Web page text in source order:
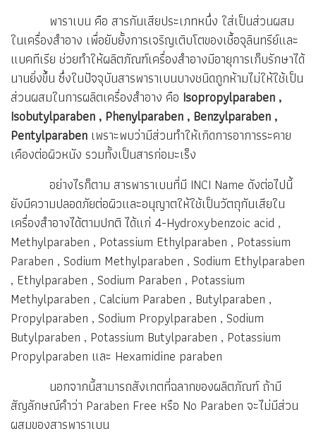
พาราเบน คือ สารกันเสียประเภทหนึ่ง ใส่เป็นส่วนผสม
ในเครื่องสำอาง เพื่อยับยั้งการเจริญเติบโตของเชื้อจุลินทรีย์และ
แบคทีเรีย ช่วยทำให้ผลิตภัณฑ์เครื่องสำอางมีอายุการเก็บรักษาได้
นานยิ่งขึ้น ซึ่งในปัจจุบันสารพาราเบนบางชนิดถูกห้ามไม่ให้ใช้เป็น
ส่วนผสมในการผลิตเครื่องสำอาง คือ Isopropylparaben ,
Isobutylparaben , Phenylparaben , Benzylparaben ,
Pentylparaben เพราะพบว่ามีส่วนทำให้เกิดการอาการระคาย
เคืองต่อผิวหนัง รวมทั้งเป็นสารก่อมะเร็ง
อย่างไรก็ตาม สารพาราเบนที่มี INCI Name ดังต่อไปนี้
ยังมีความปลอดภัยต่อผิวและอนุญาตให้ใช้เป็นวัตถุกันเสียใน
เครื่องสำอางได้ตามปกติ ได้แก่ 4-Hydroxybenzoic acid ,
Methylparaben , Potassium Ethylparaben , Potassium
Paraben , Sodium Methylparaben , Sodium Ethylparaben
, Ethylparaben , Sodium Paraben , Potassium
Methylparaben , Calcium Paraben , Butylparaben ,
Propylparaben , Sodium Propylparaben , Sodium
Butylparaben , Potassium Butylparaben , Potassium
Propylparaben และ Hexamidine paraben
นอกจากนี้สามารถสังเกตที่ฉลากของผลิตภัณฑ์ ถ้ามี
สัญลักษณ์คำว่า Paraben Free หรือ No Paraben จะไม่มีส่วน
ผสมของสารพาราเบน